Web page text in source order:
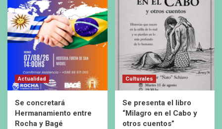
Actualidad
Se concretará
Hermanamiento entre
Rocha y Bagé
Culturales
Se presenta el libro
“Milagro en el Cabo y
otros cuentos”